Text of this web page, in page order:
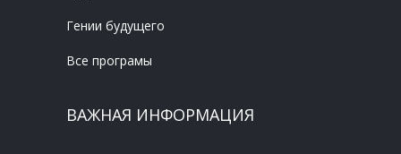
Гении будущего
Все програмы
ВАЖНАЯ ИНФОРМАЦИЯ